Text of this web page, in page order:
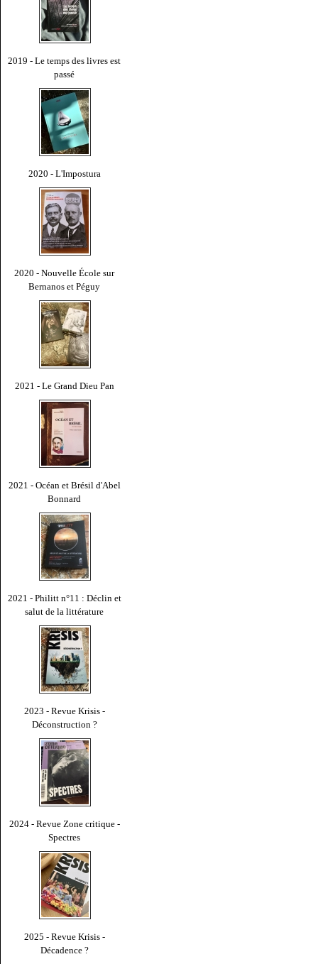
2019 - Le temps des livres est
passé
2020 - L'Impostura
2020 - Nouvelle École sur
Bernanos et Péguy
2021 - Le Grand Dieu Pan
2021 - Océan et Brésil d'Abel
Bonnard
2021 - Philitt n°11 : Déclin et
salut de la littérature
2023 - Revue Krisis -
Déconstruction ?
2024 - Revue Zone critique -
Spectres
2025 - Revue Krisis -
Décadence ?